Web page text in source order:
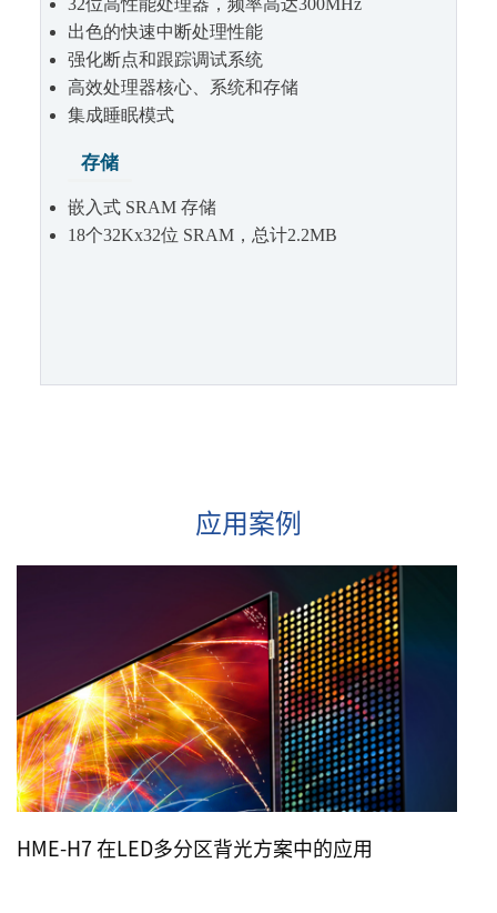
32位高性能处理器，频率高达300MHz
出色的快速中断处理性能
强化断点和跟踪调试系统
高效处理器核心、系统和存储
集成睡眠模式
存储
嵌入式 SRAM 存储
18个32Kx32位 SRAM，总计2.2MB
应用案例
HME-H7 在LED多分区背光方案中的应用